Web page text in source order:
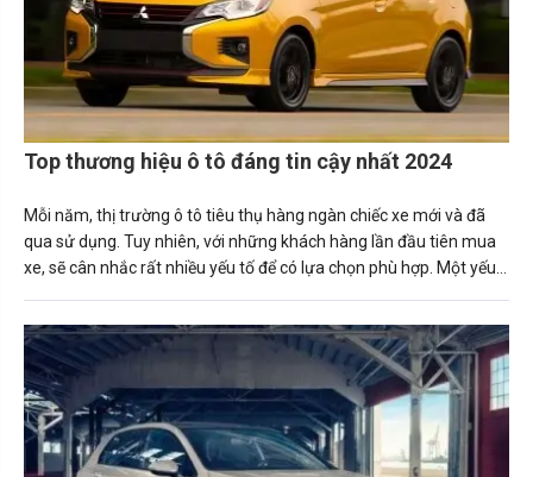
Top thương hiệu ô tô đáng tin cậy nhất 2024
Mỗi năm, thị trường ô tô tiêu thụ hàng ngàn chiếc xe mới và đã
qua sử dụng. Tuy nhiên, với những khách hàng lần đầu tiên mua
xe, sẽ cân nhắc rất nhiều yếu tố để có lựa chọn phù hợp. Một yếu